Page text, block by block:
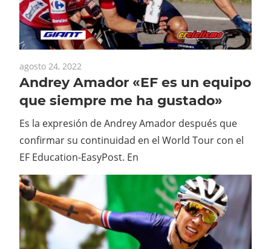
agosto 24, 2022
Andrey Amador «EF es un equipo
que siempre me ha gustado»
Es la expresión de Andrey Amador después que
confirmar su continuidad en el World Tour con el
EF Education-EasyPost. En